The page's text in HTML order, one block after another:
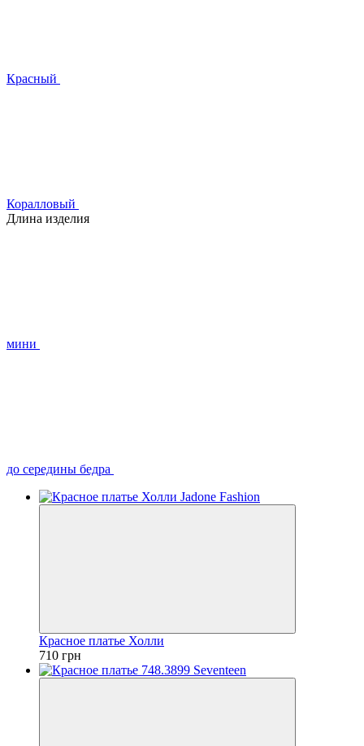
Красный
Коралловый
Длина изделия
мини
до середины бедра
Красное платье Холли
710 грн